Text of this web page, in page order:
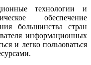
технологии и
обеспечение
большинства стран
информационных
и легко пользоваться